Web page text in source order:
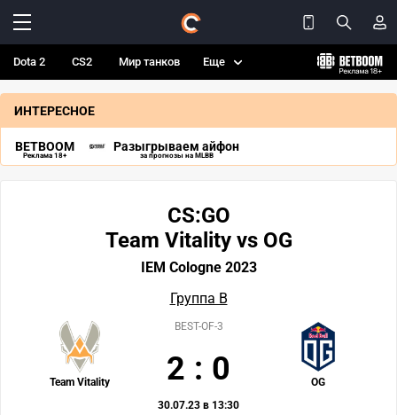
Dota 2 CS2 Мир танков Еще
ИНТЕРЕСНОЕ
BETBOOM
Реклама 18+
Разыгрываем айфон
за прогнозы на MLBB
CS:GO
Team Vitality vs OG
IEM Cologne 2023
Группа B
Team Vitality OG
BEST-OF-3
2 : 0
30.07.23 в 13:30